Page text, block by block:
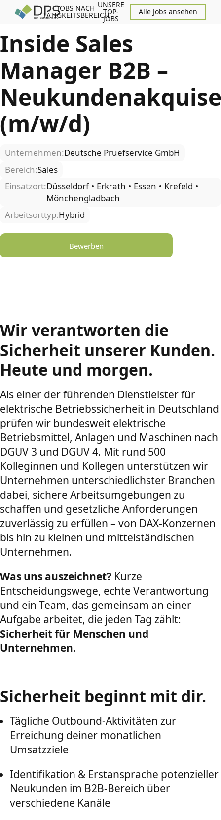
JOBS NACH
TÄTIGKEITSBEREICH
UNSERE
TOP-
JOBS
Alle Jobs ansehen
Inside Sales
Manager B2B –
Neukundenakquise
(m/w/d)
Unternehmen:Deutsche Pruefservice GmbH
Bereich:Sales
Einsatzort:Düsseldorf Erkrath Essen
Krefeld
Mönchengladbach
Arbeitsorttyp:Hybrid
Bewerben
Wir verantworten die
Sicherheit unserer Kunden.
Heute und morgen.
Als einer der führenden Dienstleister für
elektrische Betriebssicherheit in Deutschland
prüfen wir bundesweit elektrische
Betriebsmittel, Anlagen und Maschinen nach
DGUV 3 und DGUV 4. Mit rund 500
Kolleginnen und Kollegen unterstützen wir
Unternehmen unterschiedlichster Branchen
dabei, sichere Arbeitsumgebungen zu
schaffen und gesetzliche Anforderungen
zuverlässig zu erfüllen – von DAX-Konzernen
bis hin zu kleinen und mittelständischen
Unternehmen.
Was uns auszeichnet? Kurze
Entscheidungswege, echte Verantwortung
und ein Team, das gemeinsam an einer
Aufgabe arbeitet, die jeden Tag zählt:
Sicherheit für Menschen und
Unternehmen.
Sicherheit beginnt mit dir.
Tägliche Outbound-Aktivitäten zur
Erreichung deiner monatlichen
Umsatzziele
Identifikation & Erstansprache potenzieller
Neukunden im B2B-Bereich über
verschiedene Kanäle